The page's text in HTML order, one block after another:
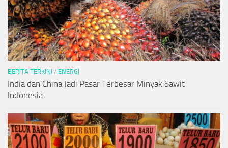
BERITA TERKINI / ENERGI
India dan China Jadi Pasar Terbesar Minyak Sawit
Indonesia